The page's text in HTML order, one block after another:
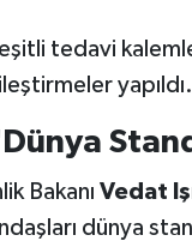
tedavi
yapıldı.
Bakanı Vedat
dünya